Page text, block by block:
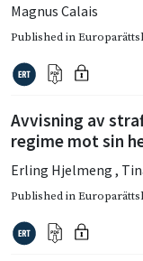
Magnus Calais
Published in
Avvisning av
regime mot sin
Erling Hjelmeng ,
Published in